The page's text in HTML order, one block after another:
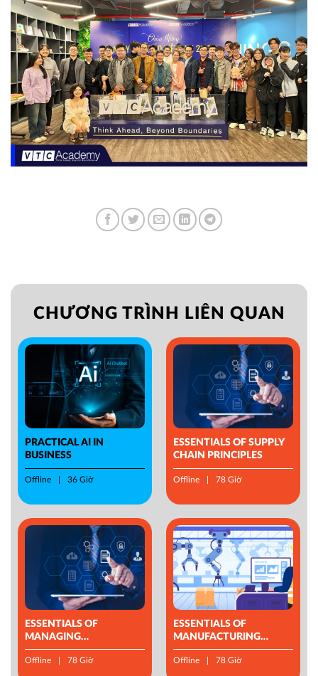
CHƯƠNG TRÌNH LIÊN QUAN
PRACTICAL AI IN
BUSINESS
Offline 36 Giờ
ESSENTIALS OF SUPPLY
CHAIN PRINCIPLES
Offline 78 Giờ
ESSENTIALS OF
MANAGING
OPERATIONS
Offline 78 Giờ
ESSENTIALS OF
MANUFACTURING
MANAGEMENT
Offline 78 Giờ